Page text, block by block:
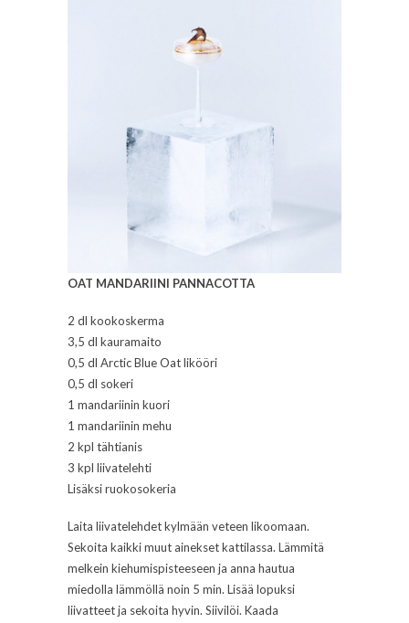
OAT MANDARIINI PANNACOTTA
2 dl kookoskerma
3,5 dl kauramaito
0,5 dl Arctic Blue Oat likööri
0,5 dl sokeri
1 mandariinin kuori
1 mandariinin mehu
2 kpl tähtianis
3 kpl liivatelehti
Lisäksi ruokosokeria
Laita liivatelehdet kylmään veteen likoomaan.
Sekoita kaikki muut ainekset kattilassa. Lämmitä
melkein kiehumispisteeseen ja anna hautua
miedolla lämmöllä noin 5 min. Lisää lopuksi
liivatteet ja sekoita hyvin. Siivilöi. Kaada